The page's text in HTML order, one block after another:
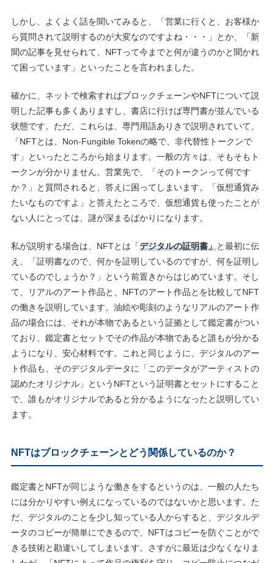
しかし、よくよく話を聞いてみると、「営業に行くと、お客様か
ら質問されて説明するのが大変なのですよね・・・」とか、「新
聞の記事を見せられて、NFTって今までと何が違うのかと聞かれ
て困っています」といったことを言われました。
確かに、ネットで検索すればブロックチェーンやNFTについて説
明した記事も多くありますし、書店に行けば専門書が並んでいる
状態です。ただ、これらは、専門用語ありきで説明されていて、
「NFTとは、Non-Fungible Tokenの略で、非代替性トークンで
す」といったところから始まります。一般の方々は、そもそもト
ークンが分かりません。営業先で、「そのトークンって何です
か？」と質問されると、答えに困ってしまいます。「仮想通貨み
たいなものですよ」と答えたところで、仮想通貨も使ったことが
ない人にとっては、謎が深まるばかりになります。
私が説明する場合は、NFTとは「デジタルの証明書」と最初に伝
え、「証明書なので、何かを証明しているのですが、何を証明し
ているのでしょうか？」という前置きからはじめています。そし
て、リアルのアート作品と、NFTのアート作品とを比較してNFT
の働きを説明しています。油絵や彫刻のようなリアルのアート作
品の場合には、それが本物であるという証拠として鑑定書がつい
ており、鑑定書とセットでその作品が本物であると誰もが分かる
ようになり、安心材料です。これと同じように、デジタルのアー
ト作品も、そのデジタルデータに「このデータがアーティストの
認めたオリジナル」というNFTという証明書とセットにすること
で、誰もがオリジナルであると分かるようになったと説明してい
ます。
NFTはブロックチェーンとどう関係しているのか？
鑑定書とNFTが同じような働きをするというのは、一般の人たち
には分かりやすい例えになっているのではないかと思います。た
だ、デジタルのことを少し知っている人からすると、デジタルデ
ータのコピーが簡単にできるので、NFTはコピーを防ぐことがで
きる技術と勘違いしてしまいます。さすがに最近は少なくなりま